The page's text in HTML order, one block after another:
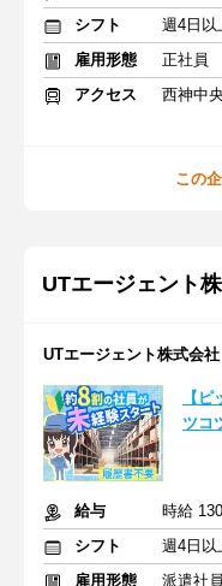
シフト
週4日以
雇用形態
正社員
アクセス
西神中
この
UTエージェント
UTエージェント株式会
【
ツコ
給与
時給
シフト
週4日以
雇用形態
派遣社員